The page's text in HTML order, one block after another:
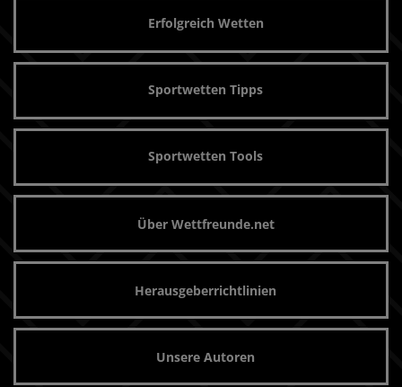
Erfolgreich Wetten
Sportwetten Tipps
Sportwetten Tools
Über Wettfreunde.net
Herausgeberrichtlinien
Unsere Autoren